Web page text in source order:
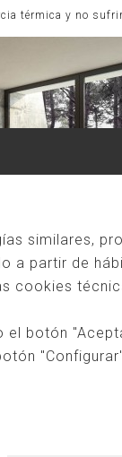
térmica y no
provenientes del
ha utilizado
similares,
a partir de
cookies
botón
"Configurar".